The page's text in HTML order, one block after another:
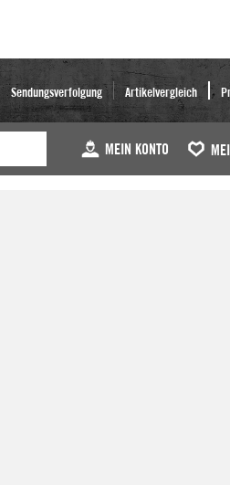
Sendungsverfolgung Artikelvergleich
MEIN KONTO